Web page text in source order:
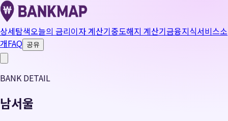
상세탐색오늘의 금리이자 계산기중도해지 계산기금융지식서비스소
개FAQ 공유
BANK DETAIL
남서울